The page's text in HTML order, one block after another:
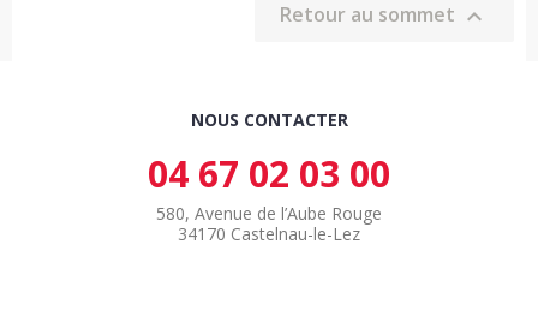
Retour au sommet 
NOUS CONTACTER
04 67 02 03 00
580, Avenue de l’Aube Rouge
34170 Castelnau-le-Lez